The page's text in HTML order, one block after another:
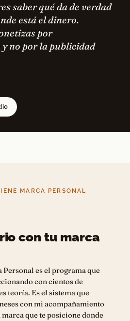
saber qué da de verdad
está el dinero.
por
no por la publicidad
MARCA PERSONAL
con tu marca
Personal es el programa que
con cientos de
teoría. Es el sistema que
con mi acompañamiento
que te posicione donde